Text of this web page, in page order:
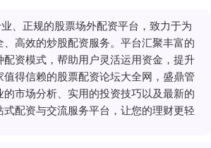
、正规的股票场外配资平台，致力于为
、高效的炒股配资服务。平台汇聚丰富的
资模式，帮助用户灵活运用资金，提升
得信赖的股票配资论坛大全网，盛鼎管
市场分析、实用的投资技巧以及最新的
配资与交流服务平台，让您的理财更轻